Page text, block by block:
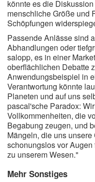
könnte es die
menschliche Größe und
Schöpfungen
Passende Anlässe sind
Abhandlungen oder
salopp, es in einer
oberflächlichen Debatte
Anwendungsbeispiel in
Verantwortung könnte
Planeten und auf uns
pascal'sche Paradox:
Vollkommenheiten, die
Begabung zeugen, und
Mängeln, die uns
schonungslos vor
zu unserem Wesen."
Mehr Sonstiges